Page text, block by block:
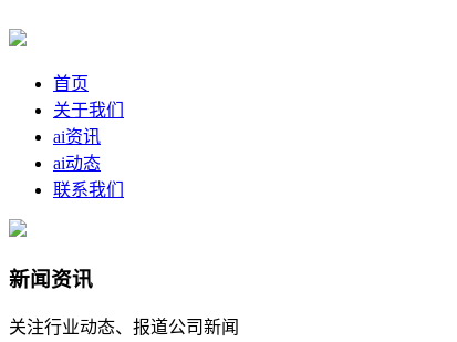
首页
关于我们
ai资讯
ai动态
联系我们
新闻资讯
关注行业动态、报道公司新闻